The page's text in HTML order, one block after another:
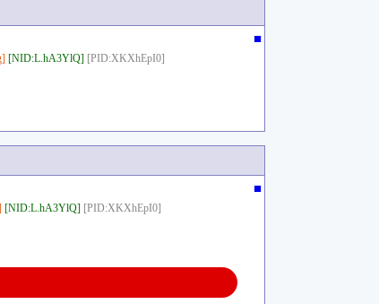
■
[NID:L.hA3YlQ] [PID:XKXhEpI0]
■
[NID:L.hA3YlQ] [PID:XKXhEpI0]